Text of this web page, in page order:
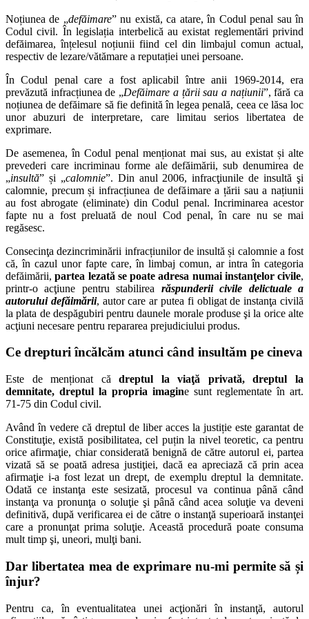
Noțiunea de „defăimare” nu există, ca atare, în Codul penal sau în
Codul civil. În legislația interbelică au existat reglementări privind
defăimarea, înțelesul noțiunii fiind cel din limbajul comun actual,
respectiv de lezare/vătămare a reputației unei persoane.
În Codul penal care a fost aplicabil între anii 1969-2014, era
prevăzută infracțiunea de „Defăimare a țării sau a națiunii”, fără ca
noțiunea de defăimare să fie definită în legea penală, ceea ce lăsa loc
unor abuzuri de interpretare, care limitau serios libertatea de
exprimare.
De asemenea, în Codul penal menționat mai sus, au existat și alte
prevederi care incriminau forme ale defăimării, sub denumirea de
„insultă” și „calomnie”. Din anul 2006, infracţiunile de insultă şi
calomnie, precum și infracțiunea de defăimare a țării sau a națiunii
au fost abrogate (eliminate) din Codul penal. Incriminarea acestor
fapte nu a fost preluată de noul Cod penal, în care nu se mai
regăsesc.
Consecinţa dezincriminării infracțiunilor de insultă și calomnie a fost
că, în cazul unor fapte care, în limbaj comun, ar intra în categoria
defăimării,partea lezată se poate adresa numai instanţelor civile,
printr-o acţiune pentru stabilirea răspunderii civile delictuale a
autorului defăimării, autor care ar putea fi obligat de instanţa civilă
la plata de despăgubiri pentru daunele morale produse şi la orice alte
acţiuni necesare pentru repararea prejudiciului produs.
Ce drepturi încălcăm atunci când insultăm pe cineva
Este de menționat cădreptul la viaţă privată, dreptul la
demnitate, dreptul la propria imagine sunt reglementate în art.
71-75 din Codul civil.
Având în vedere că dreptul de liber acces la justiție este garantat de
Constituţie, există posibilitatea, cel puțin la nivel teoretic, ca pentru
orice afirmaţie, chiar considerată benignă de către autorul ei, partea
vizată să se poată adresa justiţiei, dacă ea apreciază că prin acea
afirmaţie i-a fost lezat un drept, de exemplu dreptul la demnitate.
Odată ce instanţa este sesizată, procesul va continua până când
instanţa va pronunţa o soluţie şi până când acea soluţie va deveni
definitivă, după verificarea ei de către o instanţă superioară instanţei
care a pronunţat prima soluţie. Această procedură poate consuma
mult timp şi, uneori, mulţi bani.
Dar libertatea mea de exprimare nu-mi permite să și
înjur?
Pentru ca, în eventualitatea unei acţionări în instanţă, autorul